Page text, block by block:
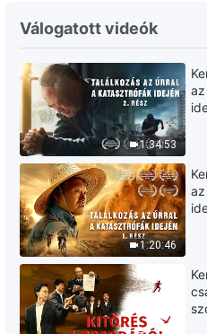
5:10
5:39
Isten
9:16
Isten
Isten
Válogatott videók
1:34:53
1:20:46